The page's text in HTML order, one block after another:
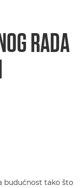
RADA
budućnost tako što